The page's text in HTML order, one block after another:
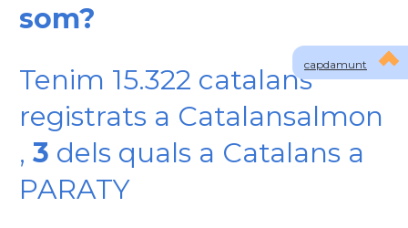
capdamunt
som?
Tenim 15.322 catalans
registrats a Catalansalmon
, 3 dels quals a Catalans a
PARATY